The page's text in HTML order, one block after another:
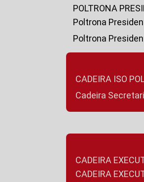
POLTRONA
Poltrona
Poltrona
CADEIRA ISO
Cadeira
CADEIRA
CADEIRA